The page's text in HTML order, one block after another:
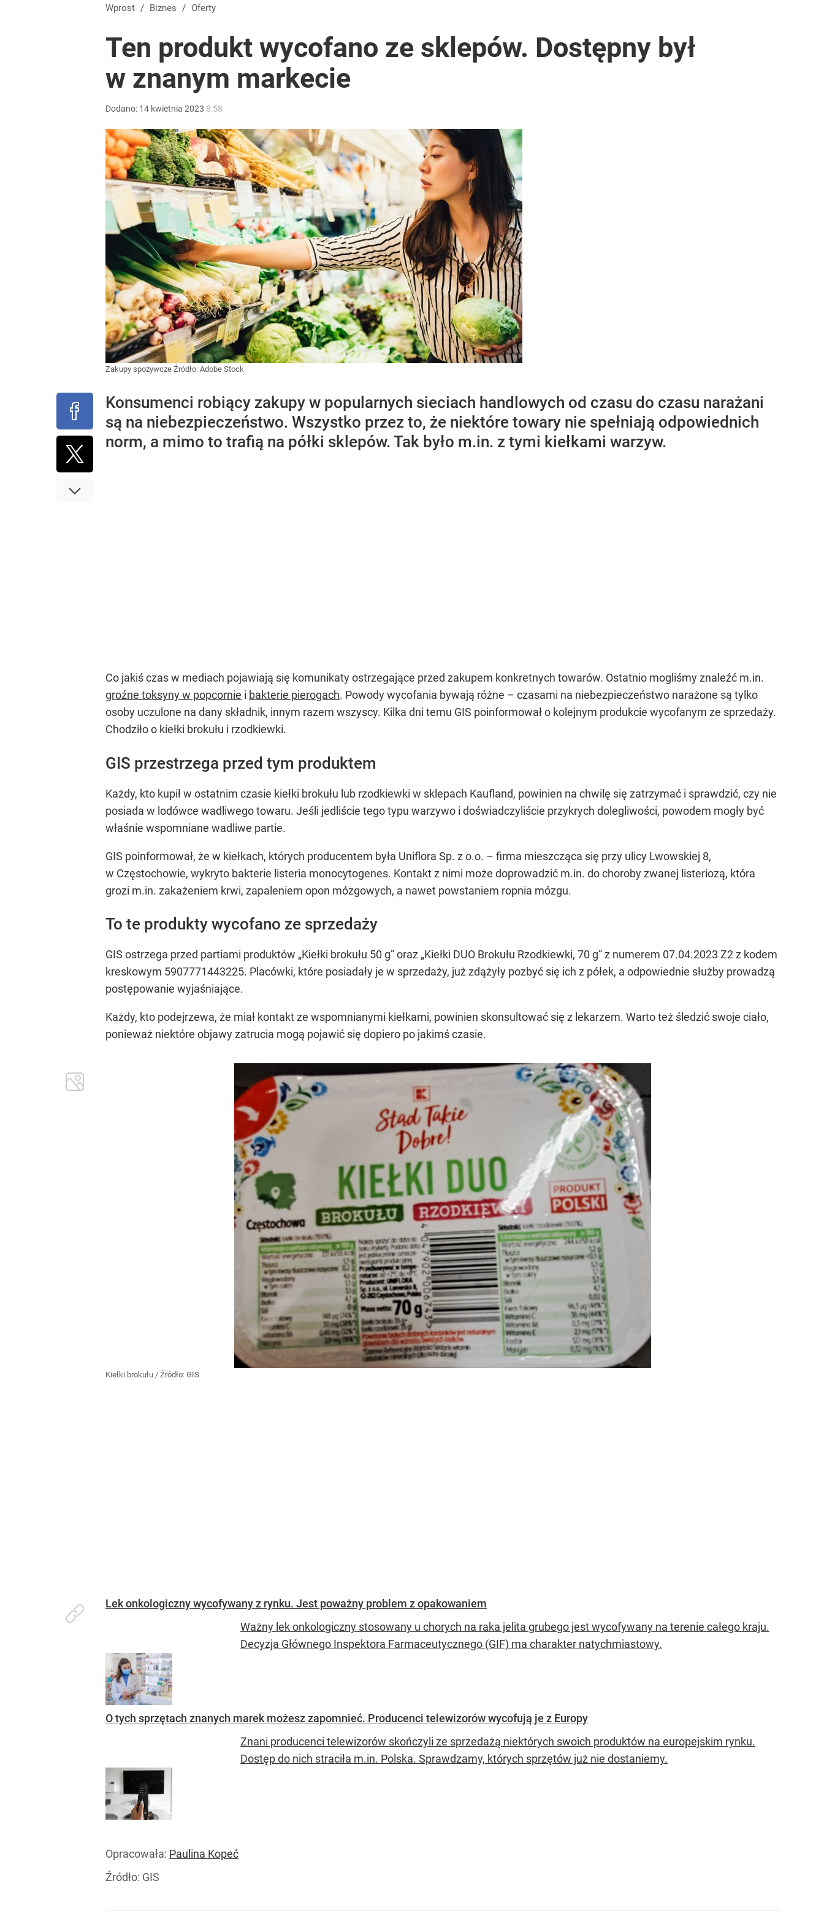
Wprost / Biznes / Oferty
Ten produkt wycofano ze sklepów. Dostępny był
w znanym markecie
Dodano: 14 kwietnia 2023 8:58
Zakupy spożywcze Źródło: Adobe Stock
Konsumenci robiący zakupy w popularnych sieciach handlowych od czasu do czasu narażani
są na niebezpieczeństwo. Wszystko przez to, że niektóre towary nie spełniają odpowiednich
norm, a mimo to trafią na półki sklepów. Tak było m.in. z tymi kiełkami warzyw.
Co jakiś czas w mediach pojawiają się komunikaty ostrzegające przed zakupem konkretnych towarów. Ostatnio mogliśmy znaleźć m.in.
groźne toksyny w popcornie i bakterie pierogach. Powody wycofania bywają różne – czasami na niebezpieczeństwo narażone są tylko
osoby uczulone na dany składnik, innym razem wszyscy. Kilka dni temu GIS poinformował o kolejnym produkcie wycofanym ze sprzedaży.
Chodziło o kiełki brokułu i rzodkiewki.
GIS przestrzega przed tym produktem
Każdy, kto kupił w ostatnim czasie kiełki brokułu lub rzodkiewki w sklepach Kaufland, powinien na chwilę się zatrzymać i sprawdzić, czy nie
posiada w lodówce wadliwego towaru. Jeśli jedliście tego typu warzywo i doświadczyliście przykrych dolegliwości, powodem mogły być
właśnie wspomniane wadliwe partie.
GIS poinformował, że w kiełkach, których producentem była Uniflora Sp. z o.o. – firma mieszcząca się przy ulicy Lwowskiej 8,
w Częstochowie, wykryto bakterie listeria monocytogenes. Kontakt z nimi może doprowadzić m.in. do choroby zwanej listeriozą, która
grozi m.in. zakażeniem krwi, zapaleniem opon mózgowych, a nawet powstaniem ropnia mózgu.
To te produkty wycofano ze sprzedaży
GIS ostrzega przed partiami produktów „Kiełki brokułu 50 g” oraz „Kiełki DUO Brokułu Rzodkiewki, 70 g” z numerem 07.04.2023 Z2 z kodem
kreskowym 5907771443225. Placówki, które posiadały je w sprzedaży, już zdążyły pozbyć się ich z półek, a odpowiednie służby prowadzą
postępowanie wyjaśniające.
Każdy, kto podejrzewa, że miał kontakt ze wspomnianymi kiełkami, powinien skonsultować się z lekarzem. Warto też śledzić swoje ciało,
ponieważ niektóre objawy zatrucia mogą pojawić się dopiero po jakimś czasie.
Kiełki brokułu / Źródło: GIS
Lek onkologiczny wycofywany z rynku. Jest poważny problem z opakowaniem
Ważny lek onkologiczny stosowany u chorych na raka jelita grubego jest wycofywany na terenie całego kraju.
Decyzja Głównego Inspektora Farmaceutycznego (GIF) ma charakter natychmiastowy.
O tych sprzętach znanych marek możesz zapomnieć. Producenci telewizorów wycofują je z Europy
Znani producenci telewizorów skończyli ze sprzedażą niektórych swoich produktów na europejskim rynku.
Dostęp do nich straciła m.in. Polska. Sprawdzamy, których sprzętów już nie dostaniemy.
Opracowała: Paulina Kopeć
Źródło: GIS